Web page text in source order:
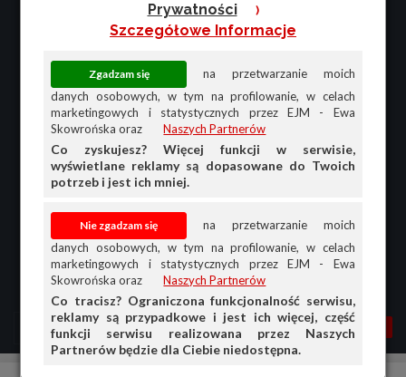
Prywatności
)
Szczegółowe Informacje
na przetwarzanie moich
danych osobowych, w tym na profilowanie, w celach
marketingowych i statystycznych przez EJM - Ewa
Skowrońska oraz
Naszych Partnerów
Co zyskujesz? Więcej funkcji w serwisie,
wyświetlane reklamy są dopasowane do Twoich
potrzeb i jest ich mniej.
na przetwarzanie moich
danych osobowych, w tym na profilowanie, w celach
marketingowych i statystycznych przez EJM - Ewa
Skowrońska oraz
Naszych Partnerów
Co tracisz? Ograniczona funkcjonalność serwisu,
reklamy są przypadkowe i jest ich więcej, część
funkcji serwisu realizowana przez Naszych
Partnerów będzie dla Ciebie niedostępna.
MENU MOJA AG